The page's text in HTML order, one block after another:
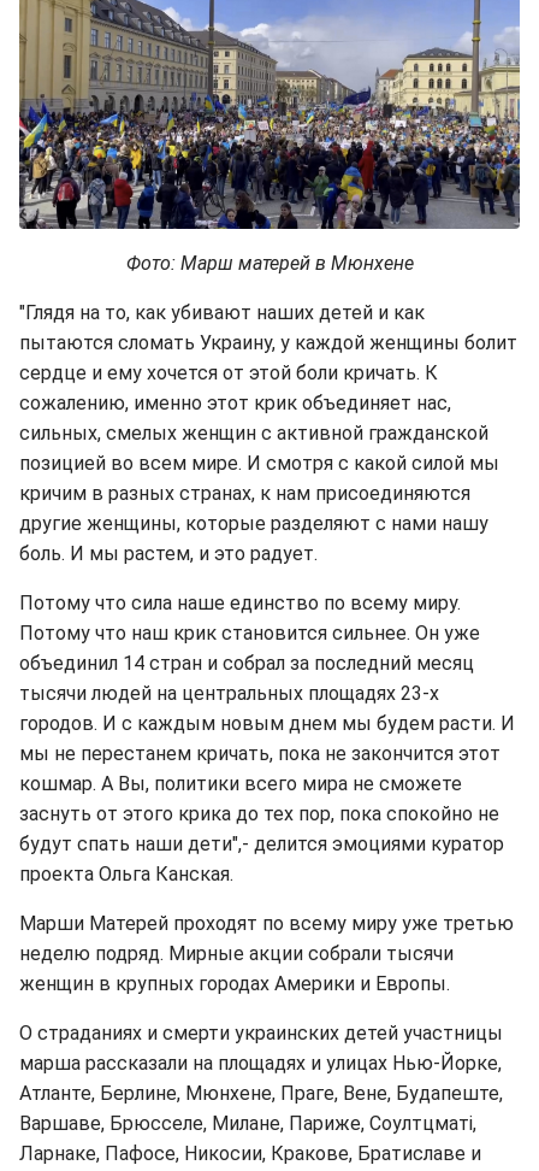
Фото: Марш матерей в Мюнхене
"Глядя на то, как убивают наших детей и как
пытаются сломать Украину, у каждой женщины болит
сердце и ему хочется от этой боли кричать. К
сожалению, именно этот крик объединяет нас,
сильных, смелых женщин с активной гражданской
позицией во всем мире. И смотря с какой силой мы
кричим в разных странах, к нам присоединяются
другие женщины, которые разделяют с нами нашу
боль. И мы растем, и это радует.
Потому что сила наше единство по всему миру.
Потому что наш крик становится сильнее. Он уже
объединил 14 стран и собрал за последний месяц
тысячи людей на центральных площадях 23-х
городов. И с каждым новым днем мы будем расти. И
мы не перестанем кричать, пока не закончится этот
кошмар. А Вы, политики всего мира не сможете
заснуть от этого крика до тех пор, пока спокойно не
будут спать наши дети",- делится эмоциями куратор
проекта Ольга Канская.
Марши Матерей проходят по всему миру уже третью
неделю подряд. Мирные акции собрали тысячи
женщин в крупных городах Америки и Европы.
О страданиях и смерти украинских детей участницы
марша рассказали на площадях и улицах Нью-Йорке,
Атланте, Берлине, Мюнхене, Праге, Вене, Будапеште,
Варшаве, Брюсселе, Милане, Париже, Соултцматі,
Ларнаке, Пафосе, Никосии, Кракове, Братиславе и